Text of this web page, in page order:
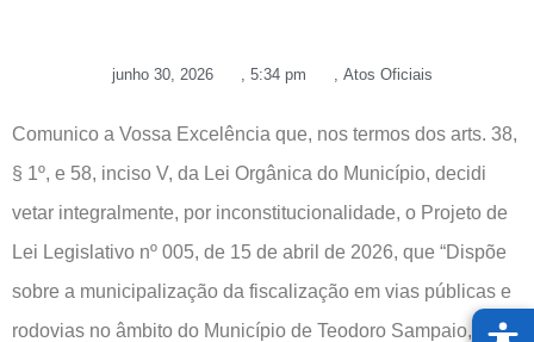
junho 30, 2026 , 5:34 pm , Atos Oficiais
Comunico a Vossa Excelência que, nos termos dos arts. 38,
§ 1º, e 58, inciso V, da Lei Orgânica do Município, decidi
vetar integralmente, por inconstitucionalidade, o Projeto de
Lei Legislativo nº 005, de 15 de abril de 2026, que “Dispõe
sobre a municipalização da fiscalização em vias públicas e
rodovias no âmbito do Município de Teodoro Sampaio, bem